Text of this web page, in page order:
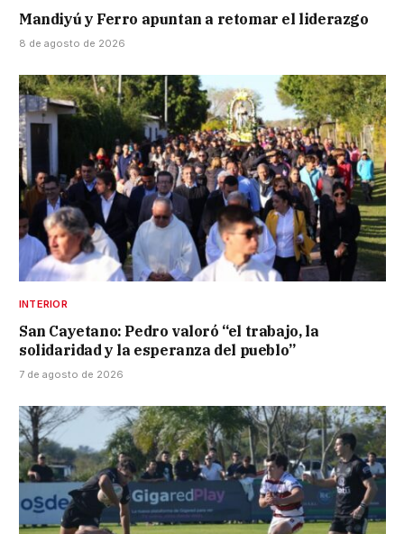
Mandiyú y Ferro apuntan a retomar el liderazgo
8 de agosto de 2026
INTERIOR
San Cayetano: Pedro valoró “el trabajo, la
solidaridad y la esperanza del pueblo”
7 de agosto de 2026